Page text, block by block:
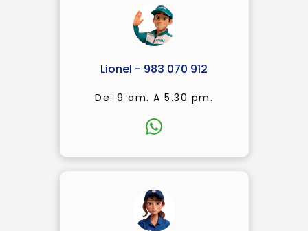
Lionel - 983 070 912
De: 9 am. A 5.30 pm.